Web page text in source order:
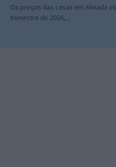
Os preços das casas em Almada
trimestre de 2026,...